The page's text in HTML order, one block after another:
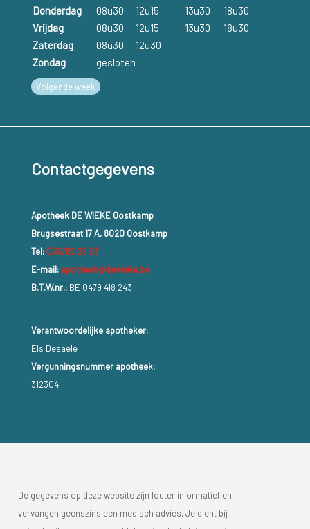
Donderdag
08u30 12u15 13u30
18u30
Vrijdag
08u30 12u15 13u30
18u30
Zaterdag
08u30
12u30
Zondag
gesloten
Volgende week
Contactgegevens
Apotheek DE WIEKE Oostkamp
Brugsestraat 17 A, 8020 Oostkamp
Tel: 050/82 28 83
E-mail: apotheek@dewieke.be
B.T.W.nr.:BE 0479 418 243
Verantwoordelijke apotheker:
Els Desaele
Vergunningsnummer apotheek:
312304
De gegevens op deze website zijn louter informatief en
vervangen geenszins een medisch advies. Je dient bij